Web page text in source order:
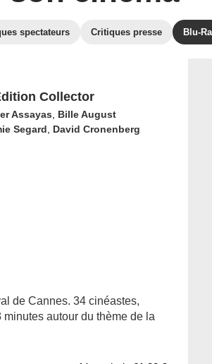
spectateurs Critiques presse Blu-
Collector
Assayas
Bille August
Segard David Cronenberg
de Cannes. 34 cinéastes,
autour du thème de la